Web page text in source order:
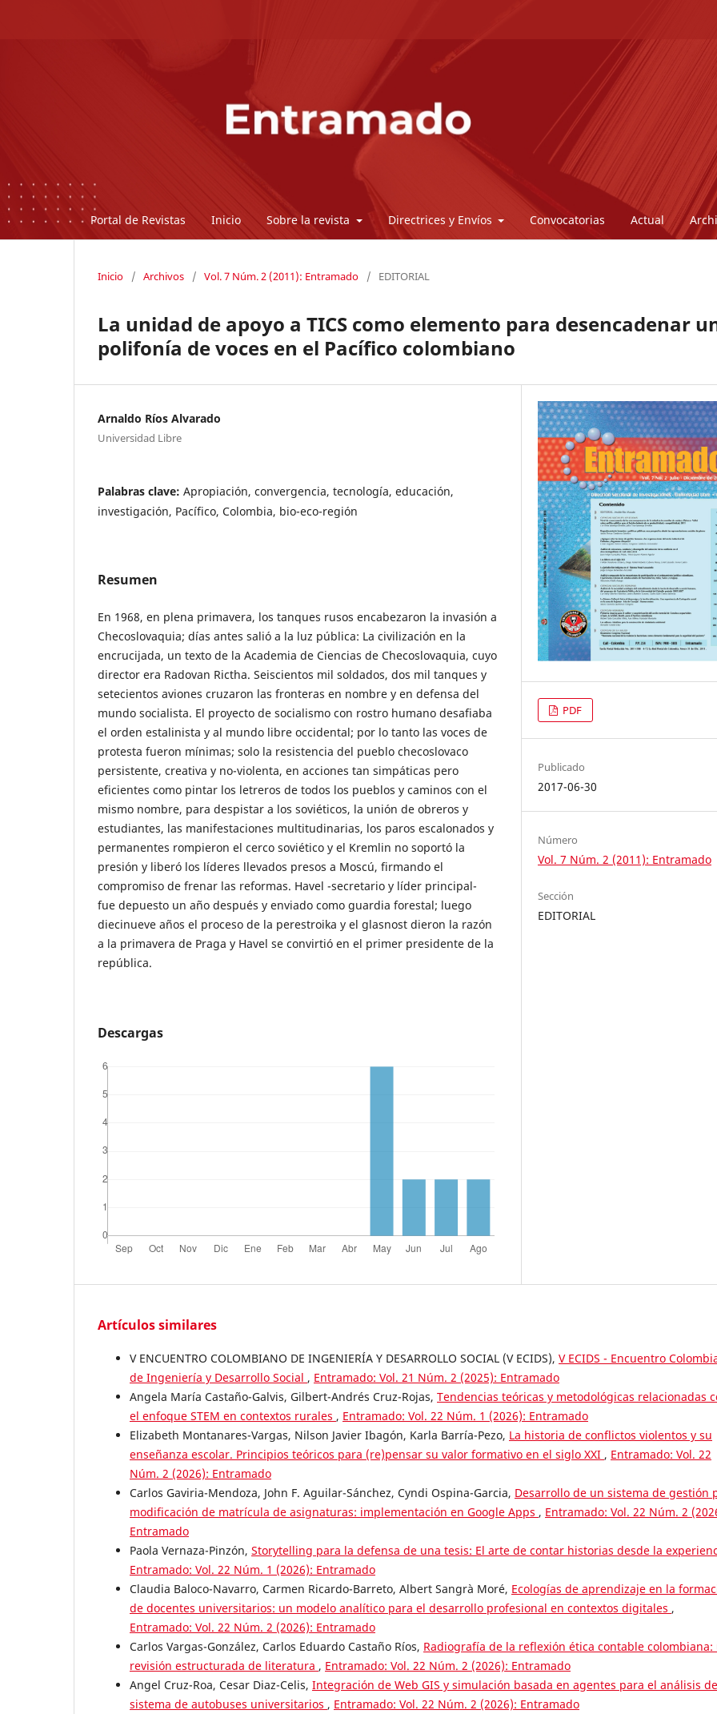
Portal de Revistas Inicio Sobre la revista Directrices y Envíos Convocatorias Actual
Inicio / Archivos / Vol. 7 Núm. 2 (2011): Entramado / EDITORIAL
La unidad de apoyo a TICS como elemento para desencadenar
polifonía de voces en el Pacífico colombiano
Arnaldo Ríos Alvarado
Universidad Libre
Palabras clave: Apropiación, convergencia, tecnología, educación,
investigación, Pacífico, Colombia, bio-eco-región
Resumen
En 1968, en plena primavera, los tanques rusos encabezaron la invasión a
Checoslovaquia; días antes salió a la luz pública: La civilización en la
encrucijada, un texto de la Academia de Ciencias de Checoslovaquia, cuyo
director era Radovan Rictha. Seiscientos mil soldados, dos mil tanques y
setecientos aviones cruzaron las fronteras en nombre y en defensa del
mundo socialista. El proyecto de socialismo con rostro humano desafiaba
el orden estalinista y al mundo libre occidental; por lo tanto las voces de
protesta fueron mínimas; solo la resistencia del pueblo checoslovaco
persistente, creativa y no-violenta, en acciones tan simpáticas pero
eficientes como pintar los letreros de todos los pueblos y caminos con el
mismo nombre, para despistar a los soviéticos, la unión de obreros y
estudiantes, las manifestaciones multitudinarias, los paros escalonados y
permanentes rompieron el cerco soviético y el Kremlin no soportó la
presión y liberó los líderes llevados presos a Moscú, firmando el
compromiso de frenar las reformas. Havel -secretario y líder principal-
fue depuesto un año después y enviado como guardia forestal; luego
diecinueve años el proceso de la perestroika y el glasnost dieron la razón
a la primavera de Praga y Havel se convirtió en el primer presidente de la
república.
Descargas
PDF
Publicado
2017-06-30
Número
Vol. 7 Núm. 2 (2011): Entramado
Sección
EDITORIAL
Artículos similares
V ENCUENTRO COLOMBIANO DE INGENIERÍA Y DESARROLLO SOCIAL (V ECIDS), V ECIDS - Encuentro
de Ingeniería y Desarrollo Social , Entramado: Vol. 21 Núm. 2 (2025): Entramado
Angela María Castaño-Galvis, Gilbert-Andrés Cruz-Rojas, Tendencias teóricas y metodológicas relacionadas
el enfoque STEM en contextos rurales , Entramado: Vol. 22 Núm. 1 (2026): Entramado
Elizabeth Montanares-Vargas, Nilson Javier Ibagón, Karla Barría-Pezo, La historia de conflictos violentos y su
enseñanza escolar. Principios teóricos para (re)pensar su valor formativo en el siglo XXI , Entramado: Vol. 22
Núm. 2 (2026): Entramado
Carlos Gaviria-Mendoza, John F. Aguilar-Sánchez, Cyndi Ospina-Garcia, Desarrollo de un sistema de gestión
modificación de matrícula de asignaturas: implementación en Google Apps , Entramado: Vol. 22 Núm. 2
Entramado
Paola Vernaza-Pinzón, Storytelling para la defensa de una tesis: El arte de contar historias desde la
Entramado: Vol. 22 Núm. 1 (2026): Entramado
Claudia Baloco-Navarro, Carmen Ricardo-Barreto, Albert Sangrà Moré, Ecologías de aprendizaje en la
de docentes universitarios: un modelo analítico para el desarrollo profesional en contextos digitales ,
Entramado: Vol. 22 Núm. 2 (2026): Entramado
Carlos Vargas-González, Carlos Eduardo Castaño Ríos, Radiografía de la reflexión ética contable colombiana:
revisión estructurada de literatura , Entramado: Vol. 22 Núm. 2 (2026): Entramado
Angel Cruz-Roa, Cesar Diaz-Celis, Integración de Web GIS y simulación basada en agentes para el análisis
sistema de autobuses universitarios , Entramado: Vol. 22 Núm. 2 (2026): Entramado